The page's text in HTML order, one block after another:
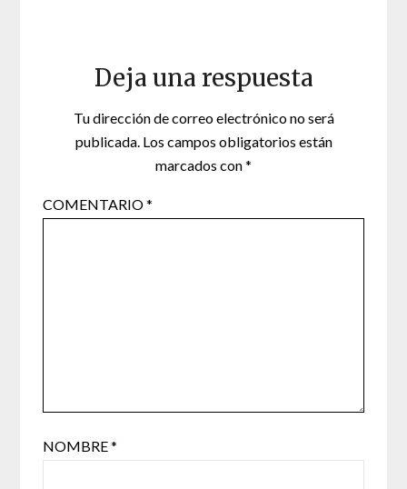
Deja una respuesta
Tu dirección de correo electrónico no será
publicada. Los campos obligatorios están
marcados con*
COMENTARIO*
NOMBRE*